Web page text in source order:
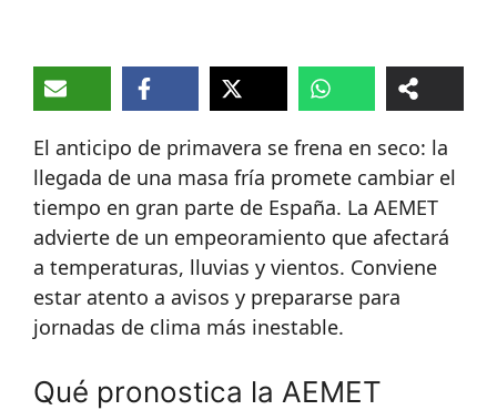
El anticipo de primavera se frena en seco: la
llegada de una masa fría promete cambiar el
tiempo en gran parte de España. La AEMET
advierte de un empeoramiento que afectará
a temperaturas, lluvias y vientos. Conviene
estar atento a avisos y prepararse para
jornadas de clima más inestable.
Qué pronostica la AEMET